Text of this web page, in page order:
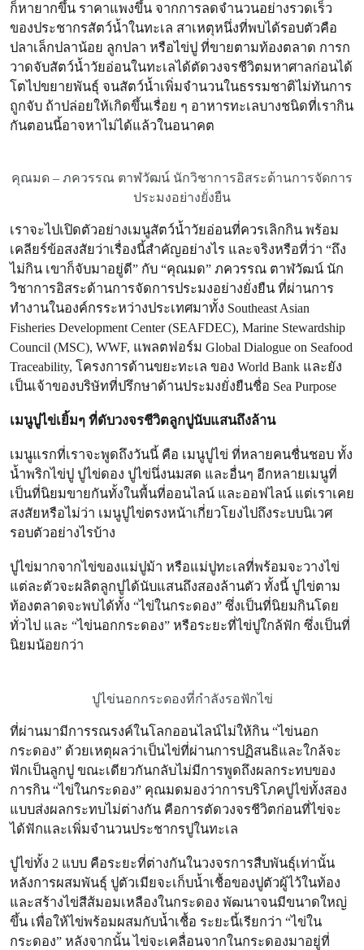
ก็หายากขึ้น ราคาแพงขึ้น จากการลดจำนวนอย่างรวดเร็ว
ของประชากรสัตว์น้ำในทะเล สาเหตุหนึ่งที่พบได้รอบตัวคือ
ปลาเล็กปลาน้อย ลูกปลา หรือไข่ปู ที่ขายตามท้องตลาด การก
วาดจับสัตว์น้ำวัยอ่อนในทะเลได้ตัดวงจรชีวิตมหาศาลก่อนได้
โตไปขยายพันธุ์ จนสัตว์น้ำเพิ่มจำนวนในธรรมชาติไม่ทันการ
ถูกจับ ถ้าปล่อยให้เกิดขึ้นเรื่อย ๆ อาหารทะเลบางชนิดที่เรากิน
กันตอนนี้อาจหาไม่ได้แล้วในอนาคต
คุณมด – ภควรรณ ตาฬวัฒน์ นักวิชาการอิสระด้านการจัดการ
ประมงอย่างยั่งยืน
เราจะไปเปิดตัวอย่างเมนูสัตว์น้ำวัยอ่อนที่ควรเลิกกิน พร้อม
เคลียร์ข้อสงสัยว่าเรื่องนี้สำคัญอย่างไร และจริงหรือที่ว่า “ถึง
ไม่กิน เขาก็จับมาอยู่ดี” กับ “คุณมด” ภควรรณ ตาฬวัฒน์ นัก
วิชาการอิสระด้านการจัดการประมงอย่างยั่งยืน ที่ผ่านการ
ทำงานในองค์กรระหว่างประเทศมาทั้ง Southeast Asian
Fisheries Development Center (SEAFDEC), Marine Stewardship
Council (MSC), WWF, แพลตฟอร์ม Global Dialogue on Seafood
Traceability, โครงการด้านขยะทะเล ของ World Bank และยัง
เป็นเจ้าของบริษัทที่ปรึกษาด้านประมงยั่งยืนชื่อ Sea Purpose
เมนูปูไข่เยิ้มๆ ที่ดับวงจรชีวิตลูกปูนับแสนถึงล้าน
เมนูแรกที่เราจะพูดถึงวันนี้ คือ เมนูปูไข่ ที่หลายคนชื่นชอบ ทั้ง
น้ำพริกไข่ปู ปูไข่ดอง ปูไข่นึ่งนมสด และอื่นๆ อีกหลายเมนูที่
เป็นที่นิยมขายกันทั้งในพื้นที่ออนไลน์ และออฟไลน์ แต่เราเคย
สงสัยหรือไม่ว่า เมนูปูไข่ตรงหน้าเกี่ยวโยงไปถึงระบบนิเวศ
รอบตัวอย่างไรบ้าง
ปูไข่มากจากไข่ของแม่ปูม้า หรือแม่ปูทะเลที่พร้อมจะวางไข่
แต่ละตัวจะผลิตลูกปูได้นับแสนถึงสองล้านตัว ทั้งนี้ ปูไข่ตาม
ท้องตลาดจะพบได้ทั้ง “ไข่ในกระดอง” ซึ่งเป็นที่นิยมกินโดย
ทั่วไป และ “ไข่นอกกระดอง” หรือระยะที่ไข่ปูใกล้ฟัก ซึ่งเป็นที่
นิยมน้อยกว่า
ปูไข่นอกกระดองที่กำลังรอฟักไข่
ที่ผ่านมามีการรณรงค์ในโลกออนไลน์ไม่ให้กิน “ไข่นอก
กระดอง” ด้วยเหตุผลว่าเป็นไข่ที่ผ่านการปฏิสนธิและใกล้จะ
ฟักเป็นลูกปู ขณะเดียวกันกลับไม่มีการพูดถึงผลกระทบของ
การกิน “ไข่ในกระดอง” คุณมดมองว่าการบริโภคปูไข่ทั้งสอง
แบบส่งผลกระทบไม่ต่างกัน คือการตัดวงจรชีวิตก่อนที่ไข่จะ
ได้ฟักและเพิ่มจำนวนประชากรปูในทะเล
ปูไข่ทั้ง 2 แบบ คือระยะที่ต่างกันในวงจรการสืบพันธุ์เท่านั้น
หลังการผสมพันธุ์ ปูตัวเมียจะเก็บน้ำเชื้อของปูตัวผู้ไว้ในท้อง
และสร้างไข่สีส้มอมเหลืองในกระดอง พัฒนาจนมีขนาดใหญ่
ขึ้น เพื่อให้ไข่พร้อมผสมกับน้ำเชื้อ ระยะนี้เรียกว่า “ไข่ใน
กระดอง” หลังจากนั้น ไข่จะเคลื่อนจากในกระดองมาอยู่ที่